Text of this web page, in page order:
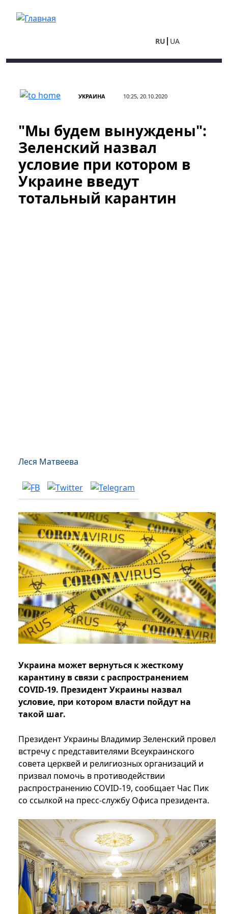
RU UA
УКРАИНА 10:25, 20.10.2020
"Мы будем вынуждены":
Зеленский назвал
условие при котором в
Украине введут
тотальный карантин
Леся Матвеева
Украина может вернуться к жесткому
карантину в связи с распространением
COVID-19. Президент Украины назвал
условие, при котором власти пойдут на
такой шаг.
Президент Украины Владимир Зеленский провел
встречу с представителями Всеукраинского
совета церквей и религиозных организаций и
призвал помочь в противодействии
распространению COVID-19, сообщает Час Пик
со ссылкой на пресс-службу Офиса президента.